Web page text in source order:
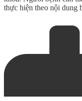
thực hiện theo nội dung